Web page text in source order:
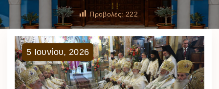
Προβολές: 222
5 Ιουνίου, 2026